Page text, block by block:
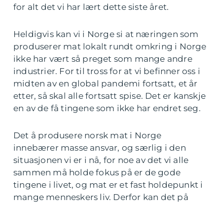
for alt det vi har lært dette siste året.
Heldigvis kan vi i Norge si at næringen som
produserer mat lokalt rundt omkring i Norge
ikke har vært så preget som mange andre
industrier. For til tross for at vi befinner oss i
midten av en global pandemi fortsatt, et år
etter, så skal alle fortsatt spise. Det er kanskje
en av de få tingene som ikke har endret seg.
Det å produsere norsk mat i Norge
innebærer masse ansvar, og særlig i den
situasjonen vi er i nå, for noe av det vi alle
sammen må holde fokus på er de gode
tingene i livet, og mat er et fast holdepunkt i
mange menneskers liv. Derfor kan det på